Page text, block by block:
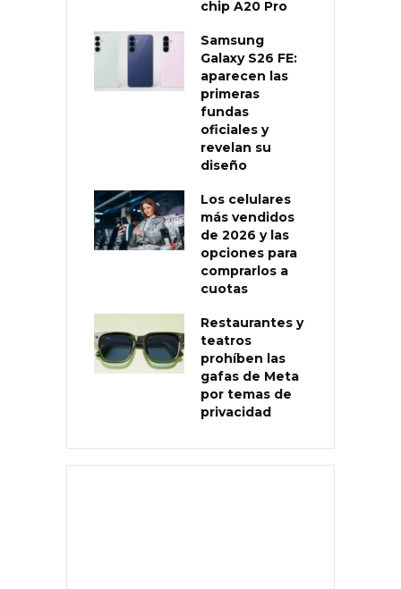
chip A20 Pro
Samsung
Galaxy S26 FE:
aparecen las
primeras
fundas
oficiales y
revelan su
diseño
Los celulares
más vendidos
de 2026 y las
opciones para
comprarlos a
cuotas
Restaurantes y
teatros
prohíben las
gafas de Meta
por temas de
privacidad